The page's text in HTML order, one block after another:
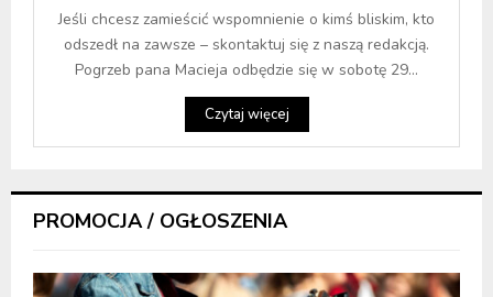
Jeśli chcesz zamieścić wspomnienie o kimś bliskim, kto
odszedł na zawsze – skontaktuj się z naszą redakcją.
Pogrzeb pana Macieja odbędzie się w sobotę 29...
Czytaj więcej
PROMOCJA / OGŁOSZENIA